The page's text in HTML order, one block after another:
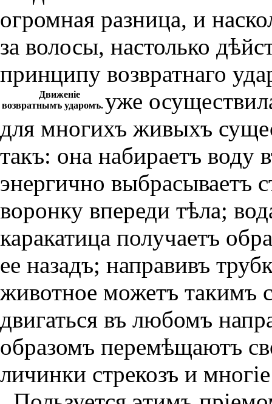
огромная разница, и
за волосы, настолько
принципу возвратнаго
Движенiе
возвратнымъ ударомъ.уже
для многихъ живыхъ
такъ: она набираетъ воду
энергично выбрасываетъ
воронку впереди тѣла;
каракатица получаетъ
ее назадъ; направивъ
животное можетъ такимъ
двигаться въ любомъ
образомъ перемѣщаютъ
личинки стрекозъ и